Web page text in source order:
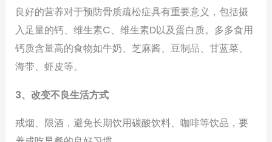
良好的营养对于预防骨质疏松症具有重要意义，包括摄
入足量的钙、维生素C、维生素D以及蛋白质。多多食用
钙质含量高的食物如牛奶、芝麻酱、豆制品、甘蓝菜、
海带、虾皮等。
3、改变不良生活方式
戒烟、限酒，避免长期饮用碳酸饮料、咖啡等饮品，要